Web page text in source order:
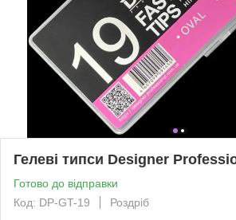
Гелеві типси Designer
Готово до відправки
Код: DP-GT-19
Роздріб